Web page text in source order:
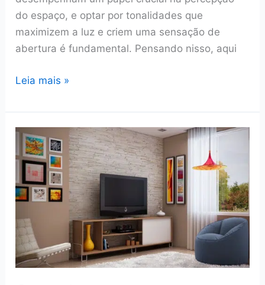
do espaço, e optar por tonalidades que
maximizem a luz e criem uma sensação de
abertura é fundamental. Pensando nisso, aqui
5
de
Cores
para
um
Banheiro
Pequeno
Leia mais »